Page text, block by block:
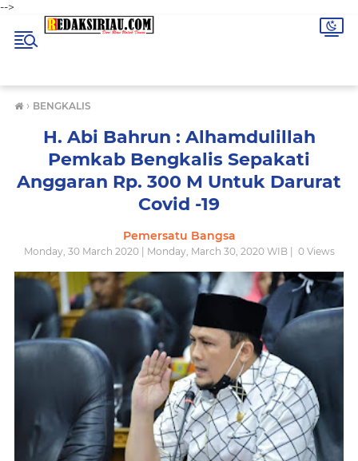
-->
› BENGKALIS
H. Abi Bahrun : Alhamdulillah
Pemkab Bengkalis Sepakati
Anggaran Rp. 300 M Untuk Darurat
Covid -19
Pemersatu Bangsa
Monday, 30 March 2020 | Monday, March 30, 2020 WIB | 0Views